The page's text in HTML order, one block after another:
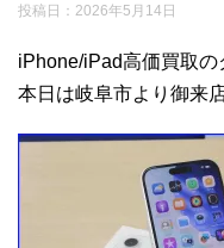
投稿日： 2026年5月14日
iPhone/iPad高価買取の
本日は岐阜市より御来